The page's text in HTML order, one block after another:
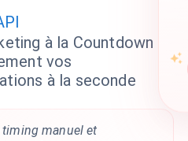
à la Countdown
vos
à la seconde
timing manuel et